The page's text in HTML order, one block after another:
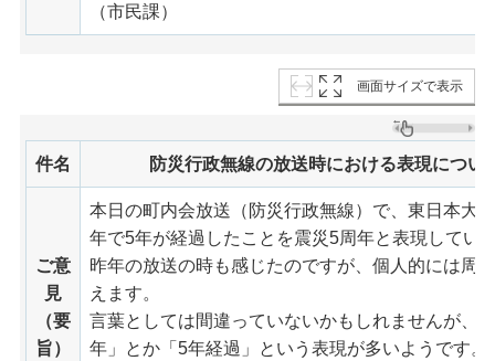
（市民課）
画面サイズで表示
件名 防災行政無線の放送時における表現につい
ご意
見
（要
旨）
本日の町内会放送（防災行政無線）で、東日本大
年で5年が経過したことを震災5周年と表現してい
昨年の放送の時も感じたのですが、個人的には周
えます。
言葉としては間違っていないかもしれませんが、
年」とか「5年経過」という表現が多いようです。